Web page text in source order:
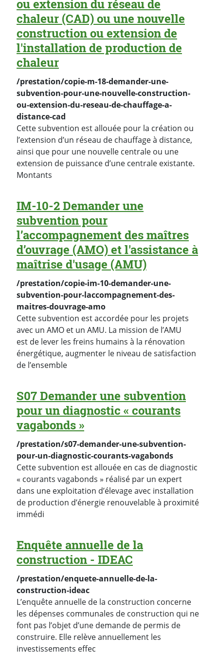
ou extension du réseau de
chaleur (CAD) ou une nouvelle
construction ou extension de
l'installation de production de
chaleur
/prestation/copie-m-18-demander-une-
subvention-pour-une-nouvelle-construction-
ou-extension-du-reseau-de-chauffage-a-
distance-cad
Cette subvention est allouée pour la création ou
l’extension d’un réseau de chauffage à distance,
ainsi que pour une nouvelle centrale ou une
extension de puissance d’une centrale existante.
Montants
IM-10-2 Demander une
subvention pour
l’accompagnement des maîtres
d’ouvrage (AMO) et l'assistance à
maîtrise d'usage (AMU)
/prestation/copie-im-10-demander-une-
subvention-pour-laccompagnement-des-
maitres-douvrage-amo
Cette subvention est accordée pour les projets
avec un AMO et un AMU. La mission de l’AMU
est de lever les freins humains à la rénovation
énergétique, augmenter le niveau de satisfaction
de l’ensemble
S07 Demander une subvention
pour un diagnostic « courants
vagabonds »
/prestation/s07-demander-une-subvention-
pour-un-diagnostic-courants-vagabonds
Cette subvention est allouée en cas de diagnostic
« courants vagabonds » réalisé par un expert
dans une exploitation d’élevage avec installation
de production d’énergie renouvelable à proximité
immédi
Enquête annuelle de la
construction - IDEAC
/prestation/enquete-annuelle-de-la-
construction-ideac
L’enquête annuelle de la construction concerne
les dépenses communales de construction qui ne
font pas l’objet d’une demande de permis de
construire. Elle relève annuellement les
investissements effec